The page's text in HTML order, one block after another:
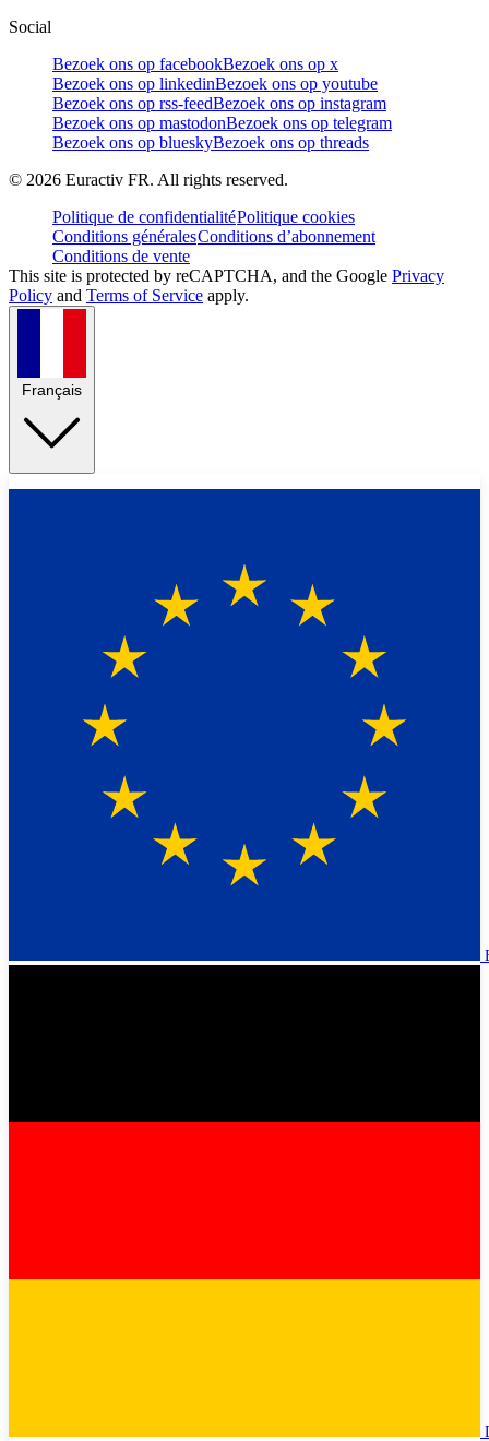
Social
Bezoek ons op facebookBezoek ons op x
Bezoek ons op linkedinBezoek ons op youtube
Bezoek ons op rss-feedBezoek ons op instagram
Bezoek ons op mastodonBezoek ons op telegram
Bezoek ons op blueskyBezoek ons op threads
© 2026 Euractiv FR. All rights reserved.
Politique de confidentialitéPolitique cookies
Conditions généralesConditions d’abonnement
Conditions de vente
This site is protected by reCAPTCHA, and the Google Privacy
Policy and Terms of Service apply.
Français